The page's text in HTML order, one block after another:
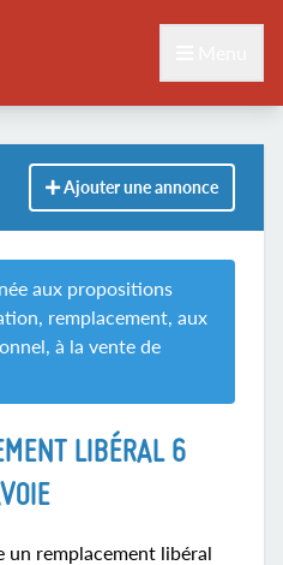
Ajouter une annonce
aux propositions
remplacement, aux
à la vente de
LIBÉRAL 6